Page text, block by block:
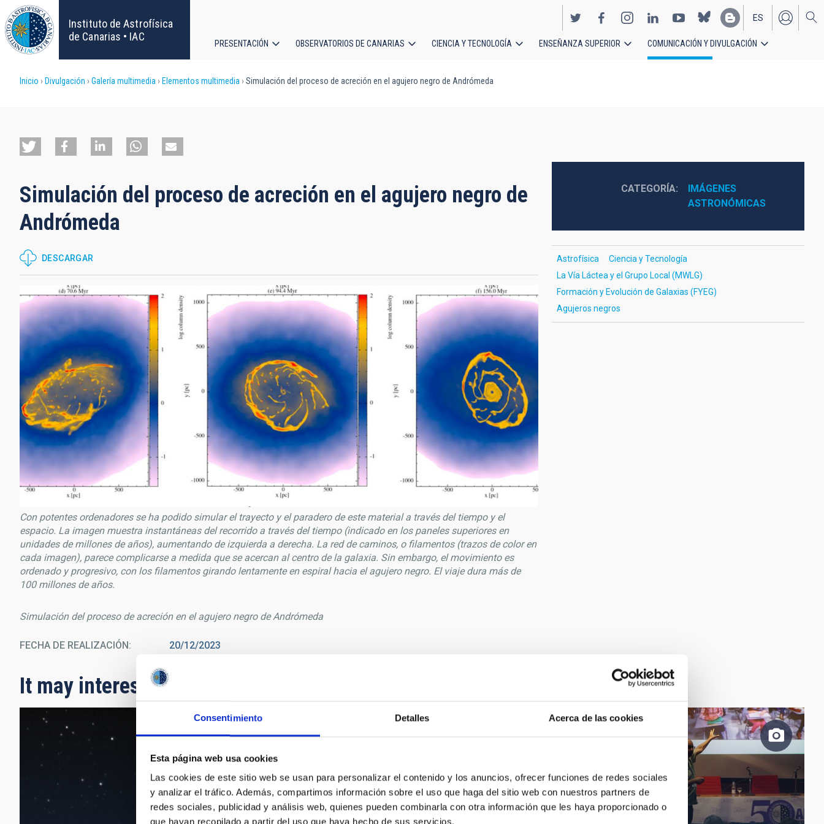
Consentimiento Detalles Acerca de las cookies
Esta página web usa cookies
Las cookies de este sitio web se usan para personalizar el contenido y los anuncios, ofrecer funciones de redes sociales
y analizar el tráfico. Además, compartimos información sobre el uso que haga del sitio web con nuestros partners de
redes sociales, publicidad y análisis web, quienes pueden combinarla con otra información que les haya proporcionado o
que hayan recopilado a partir del uso que haya hecho de sus servicios.
Pasar
al
contenido
principal
Instituto de Astrofísica
de Canarias • IAC
EN
ES
PRESENTACIÓN OBSERVATORIOS DE CANARIAS CIENCIA Y TECNOLOGÍA ENSEÑANZA SUPERIOR COMUNICACIÓN Y DIVULGACIÓN
Sobrescribir
de
a
la
navegación
Inicio Divulgación Galería multimedia Elementos multimedia Simulación del proceso de acreción en el agujero negro de Andrómeda
Simulación del proceso de acreción en el agujero negro de
Andrómeda
DESCARGAR
Con potentes ordenadores se ha podido simular el trayecto y el paradero de este material a través del tiempo y el
espacio. La imagen muestra instantáneas del recorrido a través del tiempo (indicado en los paneles superiores en
unidades de millones de años), aumentando de izquierda a derecha. La red de caminos, o filamentos (trazos de color en
cada imagen), parece complicarse a medida que se acercan al centro de la galaxia. Sin embargo, el movimiento es
ordenado y progresivo, con los filamentos girando lentamente en espiral hacia el agujero negro. El viaje dura más de
100 millones de años.
Simulación del proceso de acreción en el agujero negro de Andrómeda
FECHA DE REALIZACIÓN 20/12/2023
CATEGORÍA
IMÁGENES
ASTRONÓMICAS
Astrofísica
Ciencia y Tecnología
La Vía Láctea y el Grupo Local (MWLG)
Formación y Evolución de Galaxias (FYEG)
Agujeros negros
It may interest you